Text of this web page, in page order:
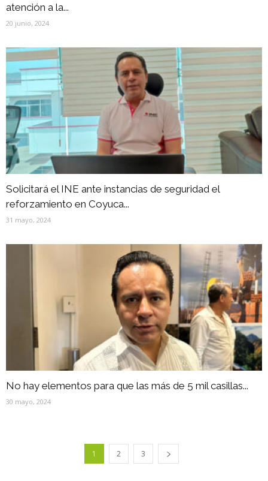
atención a la...
20 junio, 2024
Solicitará el INE ante instancias de seguridad el
reforzamiento en Coyuca...
31 mayo, 2024
No hay elementos para que las más de 5 mil casillas...
30 mayo, 2024
1 2 3